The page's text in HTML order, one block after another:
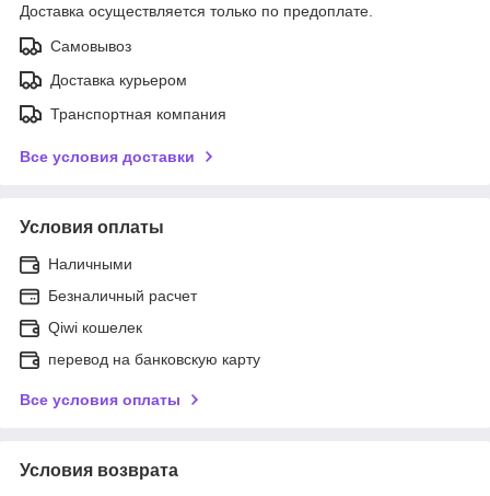
Доставка осуществляется только по предоплате.
Самовывоз
Доставка курьером
Транспортная компания
Все условия доставки
Условия оплаты
Наличными
Безналичный расчет
Qiwi кошелек
перевод на банковскую карту
Все условия оплаты
Условия возврата